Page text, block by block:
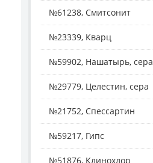
№61238, Смитсонит
№23339, Кварц
№59902, Нашатырь, сера
№29779, Целестин, сера
№21752, Спессартин
№59217, Гипс
№51876, Клинохлор